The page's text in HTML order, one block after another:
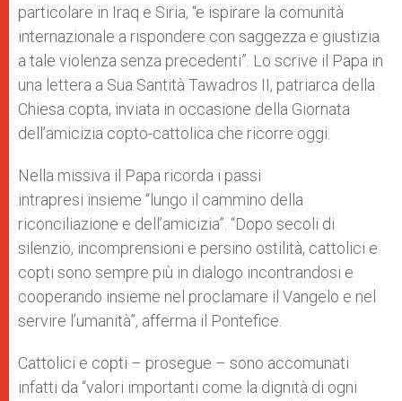
particolare in Iraq e Siria, “e ispirare la comunità
internazionale a rispondere con saggezza e giustizia
a tale violenza senza precedenti”. Lo scrive il Papa in
una lettera a Sua Santità Tawadros II, patriarca della
Chiesa copta, inviata in occasione della Giornata
dell’amicizia copto-cattolica che ricorre oggi.
Nella missiva il Papa ricorda i passi
intrapresi insieme “lungo il cammino della
riconciliazione e dell’amicizia”. “Dopo secoli di
silenzio, incomprensioni e persino ostilità, cattolici e
copti sono sempre più in dialogo incontrandosi e
cooperando insieme nel proclamare il Vangelo e nel
servire l’umanità”, afferma il Pontefice.
Cattolici e copti – prosegue – sono accomunati
infatti da “valori importanti come la dignità di ogni